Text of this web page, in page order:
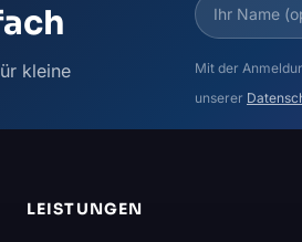
kleine
Mit der
unserer
LEISTUNGEN